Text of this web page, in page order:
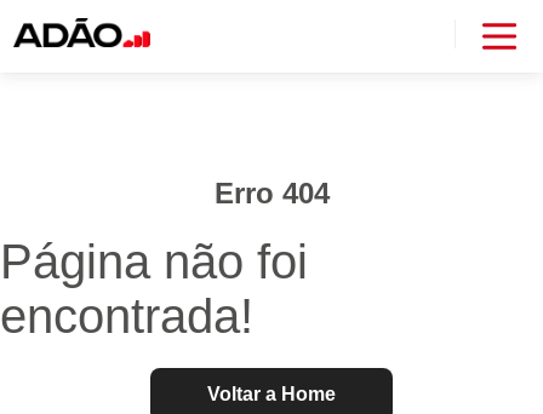
Erro 404
Página não foi
encontrada!
Voltar a Home